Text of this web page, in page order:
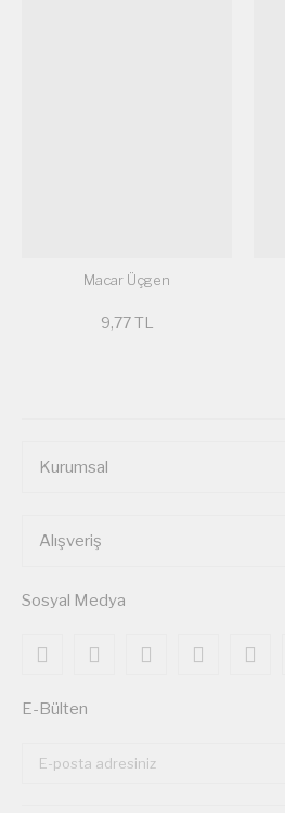
Macar Üçgen
9,77 TL
Kurumsal
Alışveriş
Sosyal Medya
E-Bülten